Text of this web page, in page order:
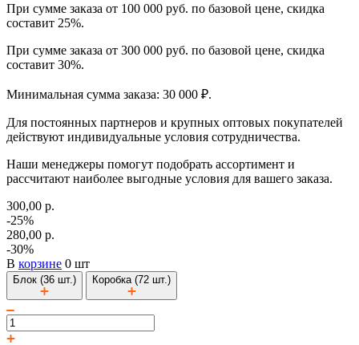
При сумме заказа от 100 000 руб. по базовой цене, скидка
составит 25%.
При сумме заказа от 300 000 руб. по базовой цене, скидка
составит 30%.
Минимальная сумма заказа: 30 000 ₽.
Для постоянных партнеров и крупных оптовых покупателей
действуют индивидуальные условия сотрудничества.
Наши менеджеры помогут подобрать ассортимент и
рассчитают наиболее выгодные условия для вашего заказа.
300,00 р.
-25%
280,00 р.
-30%
В корзине 0 шт
Блок (36 шт.) Коробка (72 шт.)